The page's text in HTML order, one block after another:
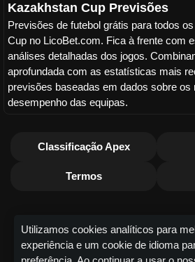
Kazakhstan Cup Previsões
Previsões de futebol grátis para todos
Cup no LicoBet.com. Fica à frente com
análises detalhadas dos jogos.
aprofundada com as estatísticas mais
previsões baseadas em dados sobre os
desempenho das equipas.
Classificação Apex
Termos
Utilizamos cookies analíticos para
experiência e um cookie de idioma